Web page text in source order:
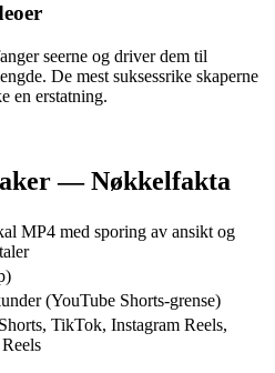
seerne og driver dem til
De mest suksessrike skaperne
en erstatning.
— Nøkkelfakta
MP4 med sporing av ansikt og
(YouTube Shorts-grense)
TikTok, Instagram Reels,